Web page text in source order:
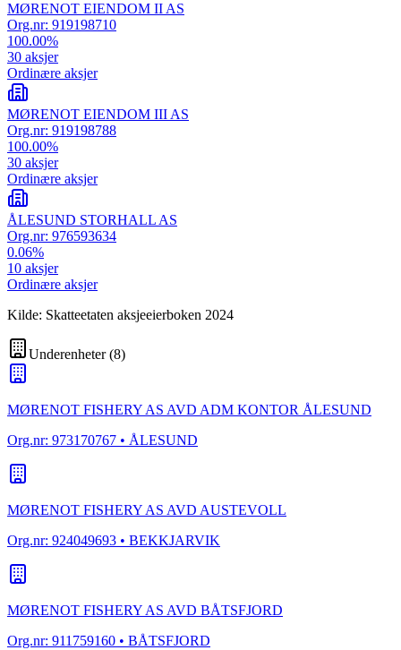
MØRENOT EIENDOM II AS
Org.nr: 919198710
100.00%
30 aksjer
Ordinære aksjer
MØRENOT EIENDOM III AS
Org.nr: 919198788
100.00%
30 aksjer
Ordinære aksjer
ÅLESUND STORHALL AS
Org.nr: 976593634
0.06%
10 aksjer
Ordinære aksjer
Kilde: Skatteetaten aksjeeierboken 2024
Underenheter(8)
MØRENOT FISHERY AS AVD ADM KONTOR ÅLESUND
Org.nr: 973170767 • ÅLESUND
MØRENOT FISHERY AS AVD AUSTEVOLL
Org.nr: 924049693 • BEKKJARVIK
MØRENOT FISHERY AS AVD BÅTSFJORD
Org.nr: 911759160 • BÅTSFJORD